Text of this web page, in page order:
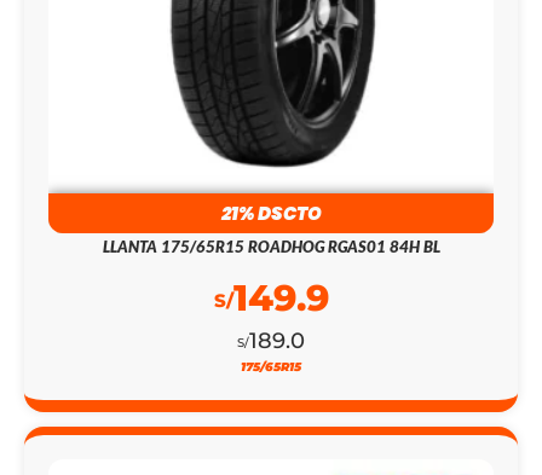
21% DSCTO
LLANTA 175/65R15 ROADHOG RGAS01 84H BL
S/189.0
S/149.9